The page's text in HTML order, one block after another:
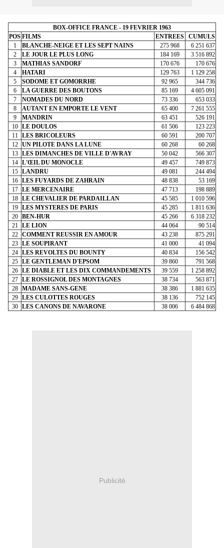
BOX-OFFICE FRANCE - 19 FEVRIER 1963
POS FILMS ENTREES
CUMULS
1
BLANCHE-NEIGE ET LES SEPT NAINS 275 968
6 251 637
2
LE JOUR LE PLUS LONG 184 169
3 516 892
3
MATHIAS SANDORF 170 676
170 676
4
HATARI 129 763
1 129 258
5
SODOME ET GOMORRHE 92 965
344 736
6
LA GUERRE DES BOUTONS 85 169
4 605 091
7
NOMADES DU NORD 73 336
653 033
8
AUTANT EN EMPORTE LE VENT 65 400
7 261 555
9
MANDRIN 63 451
526 191
10
LE DOULOS 61 506
123 223
11
LES BRICOLEURS 60 591
200 707
12
UN PILOTE DANS LA LUNE 60 268
60 268
13
LES DIMANCHES DE VILLE D'AVRAY 50 042
566 307
14
L'ŒIL DU MONOCLE 49 457
749 873
15
LANDRU 49 081
244 494
16
LES FUYARDS DE ZAHRAIN 48 838
53 169
17
LE MERCENAIRE 47 713
198 889
18
LE CHEVALIER DE PARDAILLAN 45 585
1 010 596
19
LES MYSTERES DE PARIS 45 285
1 811 636
20
BEN-HUR 45 266
6 318 232
21
LE LION 44 064
90 514
22
COMMENT REUSSIR EN AMOUR 43 238
875 291
23
LE SOUPIRANT 41 000
41 094
24
LES REVOLTES DU BOUNTY 40 834
156 542
25
LE GENTLEMAN D'EPSOM 39 860
791 568
26
LE DIABLE ET LES DIX COMMANDEMENTS 39 559
1 258 892
27
LE ROSSIGNOL DES MONTAGNES 38 734
563 871
28
MADAME SANS-GENE 38 386
1 881 635
29
LES CULOTTES ROUGES 38 136
752 145
30
LES CANONS DE NAVARONE 38 006 6 484 868
Publicité